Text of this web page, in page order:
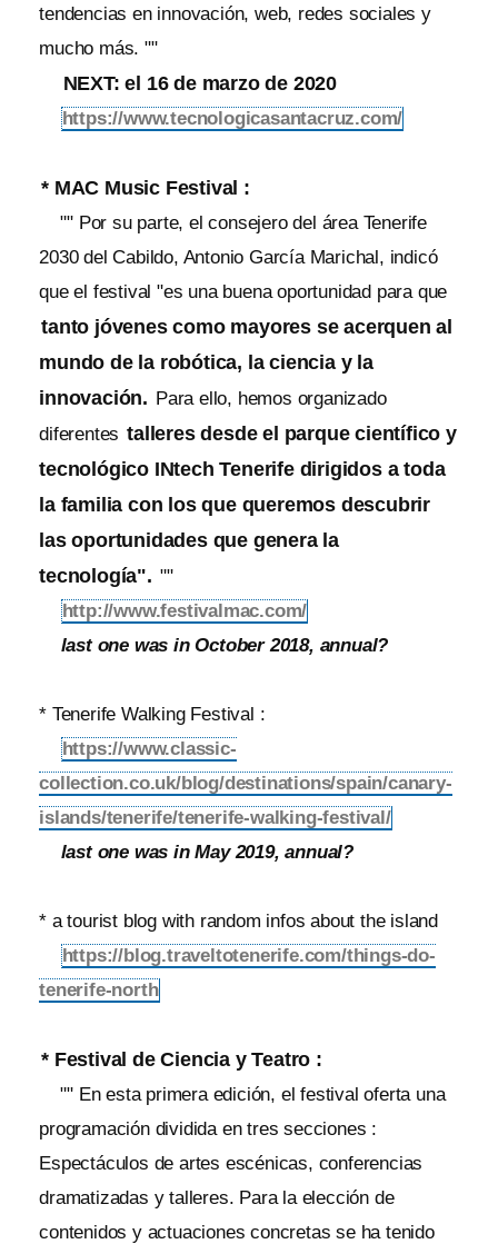
tendencias en innovación, web, redes sociales y
mucho más. ""
NEXT: el 16 de marzo de 2020
https://www.tecnologicasantacruz.com/
* MAC Music Festival :
"" Por su parte, el consejero del área Tenerife
2030 del Cabildo, Antonio García Marichal, indicó
que el festival "es una buena oportunidad para que
tanto jóvenes como mayores se acerquen al
mundo de la robótica, la ciencia y la
innovación. Para ello, hemos organizado
diferentes talleres desde el parque científico y
tecnológico INtech Tenerife dirigidos a toda
la familia con los que queremos descubrir
las oportunidades que genera la
tecnología". ""
http://www.festivalmac.com/
last one was in October 2018, annual?
* Tenerife Walking Festival :
https://www.classic-
collection.co.uk/blog/destinations/spain/canary-
islands/tenerife/tenerife-walking-festival/
last one was in May 2019, annual?
* a tourist blog with random infos about the island
https://blog.traveltotenerife.com/things-do-
tenerife-north
* Festival de Ciencia y Teatro :
"" En esta primera edición, el festival oferta una
programación dividida en tres secciones :
Espectáculos de artes escénicas, conferencias
dramatizadas y talleres. Para la elección de
contenidos y actuaciones concretas se ha tenido